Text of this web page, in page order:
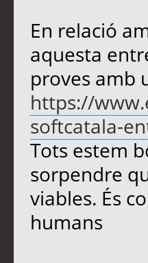
En relació
aquesta
proves amb
https://
softcatala-
Tots estem
sorpendre
viables. És
humans